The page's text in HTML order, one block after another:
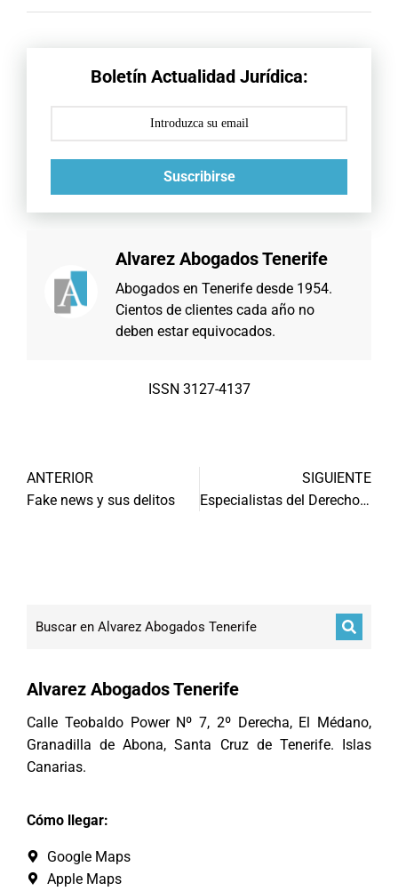
Boletín Actualidad Jurídica:
Suscribirse
Alvarez Abogados Tenerife
Abogados en Tenerife desde 1954.
Cientos de clientes cada año no
deben estar equivocados.
ISSN 3127-4137
ANTERIOR
Fake news y sus delitos
SIGUIENTE
Especialistas del Derecho en Tenerife
Alvarez Abogados Tenerife
Calle Teobaldo Power Nº 7, 2º Derecha, El Médano,
Granadilla de Abona, Santa Cruz de Tenerife. Islas
Canarias.
Cómo llegar:
Google Maps
Apple Maps